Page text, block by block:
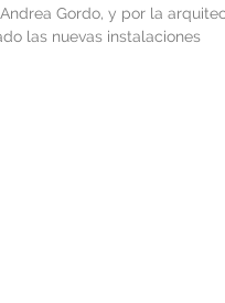
Gordo, y por la
las nuevas instalaciones